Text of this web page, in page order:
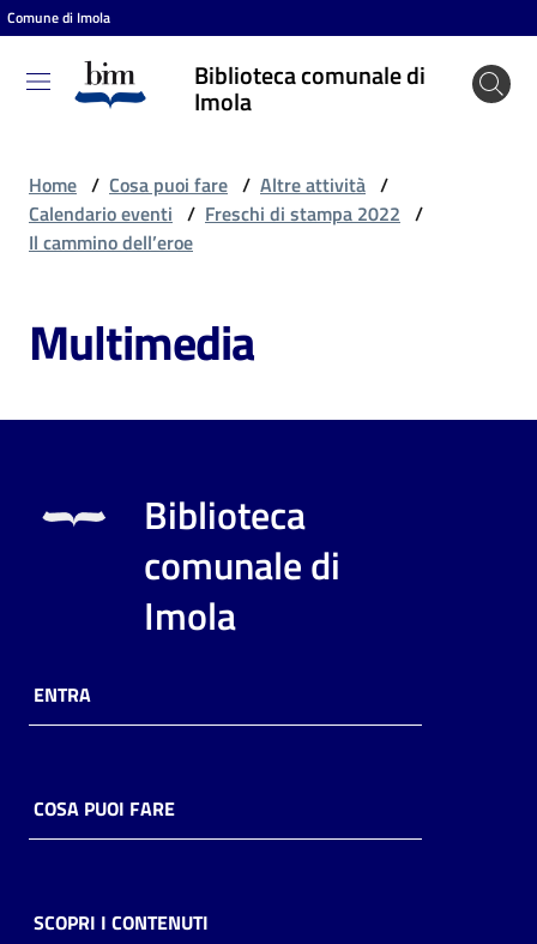
Vai al contenuto
Vai alla navigazione
Vai al footer
Comune di Imola
Biblioteca comunale di
Imola
Biblioteca
comunale
Cosa
fare
Scopri
online
Piani
Home / Cosa puoi fare / Altre attività /
Calendario eventi / Freschi di stampa 2022 /
Il cammino dell’eroe
Multimedia
Biblioteca
comunale di
Imola
ENTRA
COSA PUOI FARE
SCOPRI I CONTENUTI